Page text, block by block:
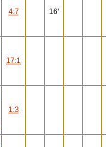
4:7 16'
17:1
1:3